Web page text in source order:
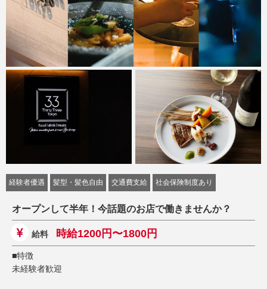
経験者優遇 髪型・髪色自由 交通費支給 社会保険制度あり
オープンして半年！今話題のお店で働きませんか？
給料 時給1200円〜1800円
■特徴
未経験者歓迎